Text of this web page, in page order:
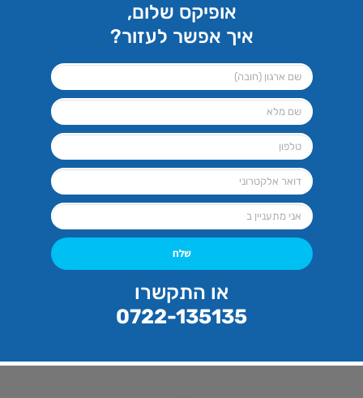
אופיקס שלום,
איך אפשר לעזור?
שלח
או התקשרו
0722-135135